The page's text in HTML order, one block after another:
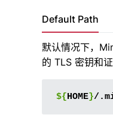
Default Path
默认情况下，
的 TLS 密钥和证
${HOME}